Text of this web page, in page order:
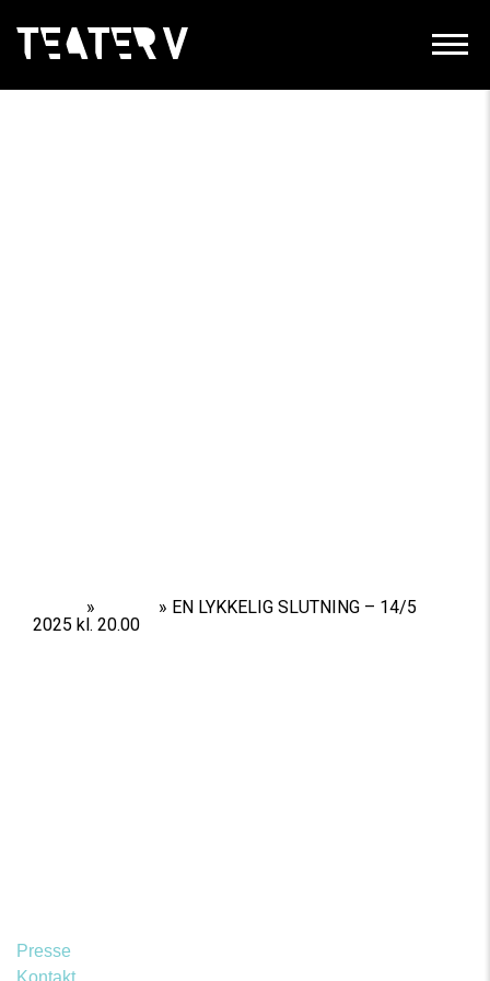
» » EN LYKKELIG SLUTNING – 14/5
2025 kl. 20.00
Presse
Kontakt